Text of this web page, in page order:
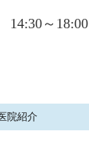
14:30～18:00
院紹介